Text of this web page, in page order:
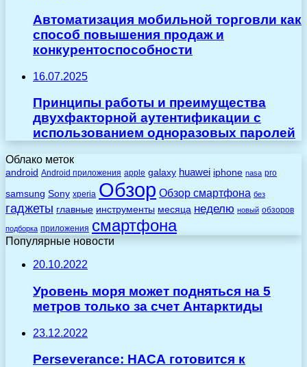
Автоматизация мобильной торговли как
способ повышения продаж и
конкурентоспособности
16.07.2025
Принципы работы и преимущества
двухфакторной аутентификации с
использованием одноразовых паролей
Облако меток
android Android приложения apple galaxy huawei iphone nasa pro
samsung Sony xperia Обзор Обзор смартфона без
гаджеты главные инструменты месяца неделю новый обзоров
подборка приложения смартфона
Популярные новости
20.10.2022
Уровень моря может подняться на 5
метров только за счет Антарктиды
23.12.2022
Perseverance: НАСА готовится к